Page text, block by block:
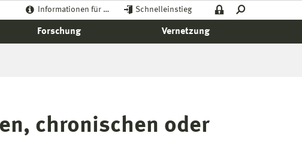
Informationen für … Schnelleinstieg
Forschung Vernetzung
chronischen oder